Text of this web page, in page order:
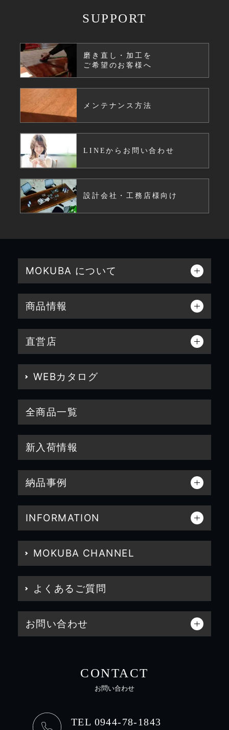
SUPPORT
磨き直し・加工を
ご希望のお客様へ
メンテナンス方法
LINEからお問い合わせ
設計会社・工務店様向け
MOKUBA について
商品情報
直営店
WEBカタログ
全商品一覧
新入荷情報
納品事例
INFORMATION
MOKUBA CHANNEL
よくあるご質問
お問い合わせ
CONTACT
お問い合わせ
TEL 0944-78-1843